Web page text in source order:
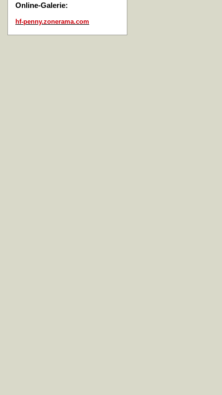
Online-Galerie:
hf-penny.zonerama.com